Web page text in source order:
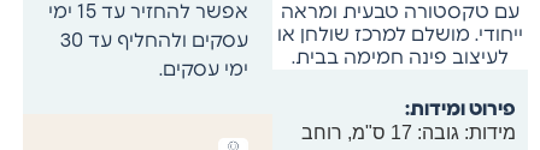
אפשר להחזיר עד 15 ימי
עסקים ולהחליף עד 30
ימי עסקים.
עם טקסטורה טבעית ומראה
ייחודי. מושלם למרכז שולחן או
לעיצוב פינה חמימה בבית.
פירוט ומידות:
מידות: גובה: 17 ס"מ, רוחב